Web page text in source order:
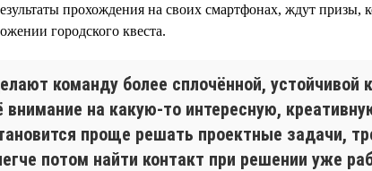
прохождения на своих смартфонах, ждут призы,
городского квеста.
команду более сплочённой,
на какую-то интересную,
проще решать проектные задачи,
потом найти контакт при решении уже